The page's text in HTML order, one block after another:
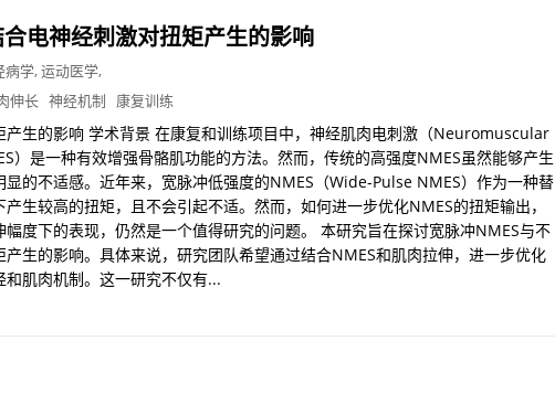
电神经刺激对扭矩产生的影响
病学,运动医学,
伸长 神经机制 康复训练
产生的影响 学术背景 在康复和训练项目中，神经肌肉电刺激（Neuromuscular
是一种有效增强骨骼肌功能的方法。然而，传统的高强度NMES虽然能够产生
的不适感。近年来，宽脉冲低强度的NMES（Wide-Pulse NMES）作为一种替
生较高的扭矩，且不会引起不适。然而，如何进一步优化NMES的扭矩输出，
度下的表现，仍然是一个值得研究的问题。 本研究旨在探讨宽脉冲NMES与不
生的影响。具体来说，研究团队希望通过结合NMES和肌肉拉伸，进一步优化
肌肉机制。这一研究不仅有...